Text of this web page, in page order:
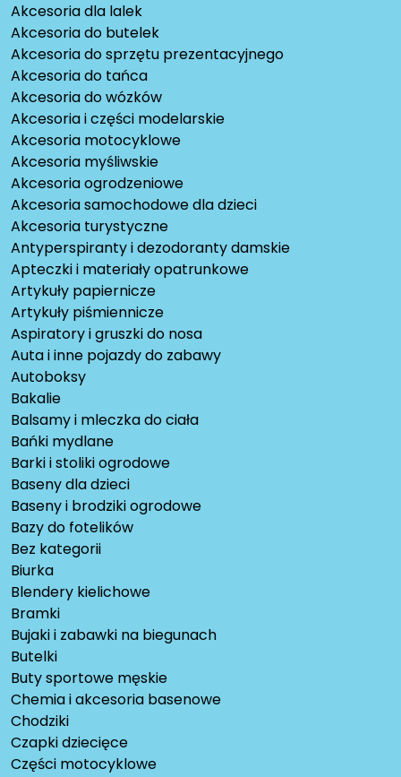
Akcesoria dla lalek
Akcesoria do butelek
Akcesoria do sprzętu prezentacyjnego
Akcesoria do tańca
Akcesoria do wózków
Akcesoria i części modelarskie
Akcesoria motocyklowe
Akcesoria myśliwskie
Akcesoria ogrodzeniowe
Akcesoria samochodowe dla dzieci
Akcesoria turystyczne
Antyperspiranty i dezodoranty damskie
Apteczki i materiały opatrunkowe
Artykuły papiernicze
Artykuły piśmiennicze
Aspiratory i gruszki do nosa
Auta i inne pojazdy do zabawy
Autoboksy
Bakalie
Balsamy i mleczka do ciała
Bańki mydlane
Barki i stoliki ogrodowe
Baseny dla dzieci
Baseny i brodziki ogrodowe
Bazy do fotelików
Bez kategorii
Biurka
Blendery kielichowe
Bramki
Bujaki i zabawki na biegunach
Butelki
Buty sportowe męskie
Chemia i akcesoria basenowe
Chodziki
Czapki dziecięce
Części motocyklowe